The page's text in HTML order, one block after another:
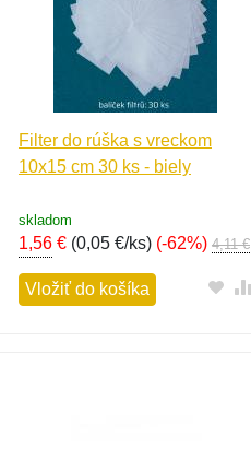
Filter do rúška s vreckom
10x15 cm 30 ks - biely
skladom
1,56€(0,05 €/ks) (-62%) 4,11 €
Vložiť do košíka